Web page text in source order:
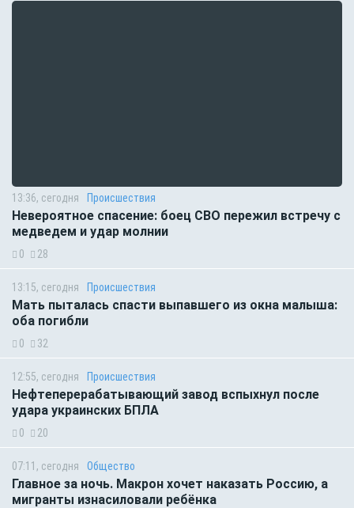
13:36, сегодня Происшествия
Невероятное спасение: боец СВО пережил встречу с
медведем и удар молнии
0 28
13:15, сегодня Происшествия
Мать пыталась спасти выпавшего из окна малыша:
оба погибли
0 32
12:55, сегодня Происшествия
Нефтеперерабатывающий завод вспыхнул после
удара украинских БПЛА
0 20
07:11, сегодня Общество
Главное за ночь. Макрон хочет наказать Россию, а
мигранты изнасиловали ребёнка